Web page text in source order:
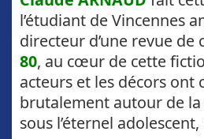
l’étudiant de Vincennes
directeur d’une revue de
80, au cœur de cette
acteurs et les décors ont
brutalement autour de la
sous l’éternel